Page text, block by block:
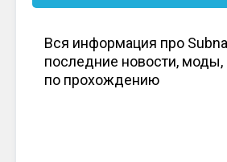
Вся информация про
последние новости, моды,
по прохождению